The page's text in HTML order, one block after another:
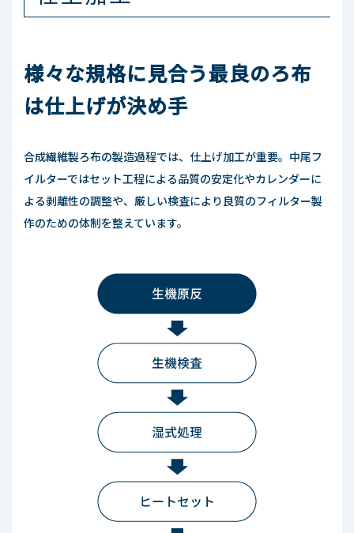
様々な規格に見合う最良のろ布
は仕上げが決め手
合成繊維製ろ布の製造過程では、仕上げ加工が重要。中尾フ
イルターではセット工程による品質の安定化やカレンダーに
よる剥離性の調整や、厳しい検査により良質のフィルター製
作のための体制を整えています。